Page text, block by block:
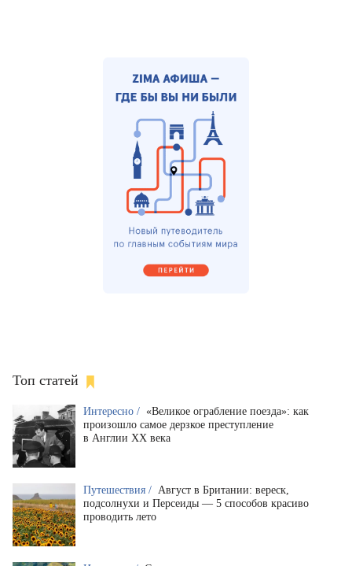
Топ статей
Интересно / «Великое ограбление поезда»: как
произошло самое дерзкое преступление
в Англии XX века
Путешествия / Август в Британии: вереск,
подсолнухи и Персеиды — 5 способов красиво
проводить лето